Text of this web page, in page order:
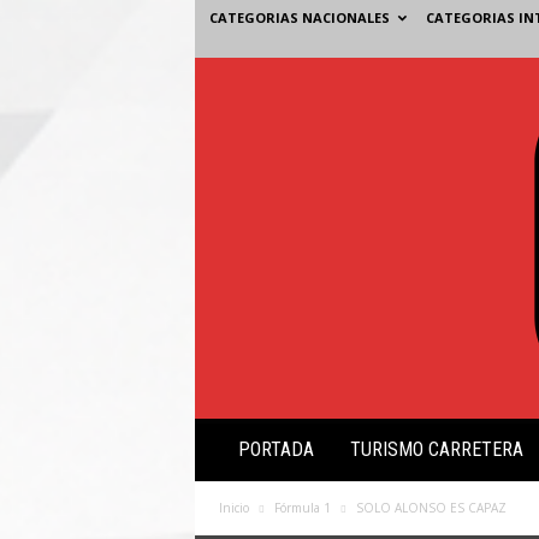
CATEGORIAS NACIONALES CATEGORIAS
s
ó
PORTADA TURISMO CARRETERA
Inicio Fórmula 1 SOLO ALONSO ES CAPAZ